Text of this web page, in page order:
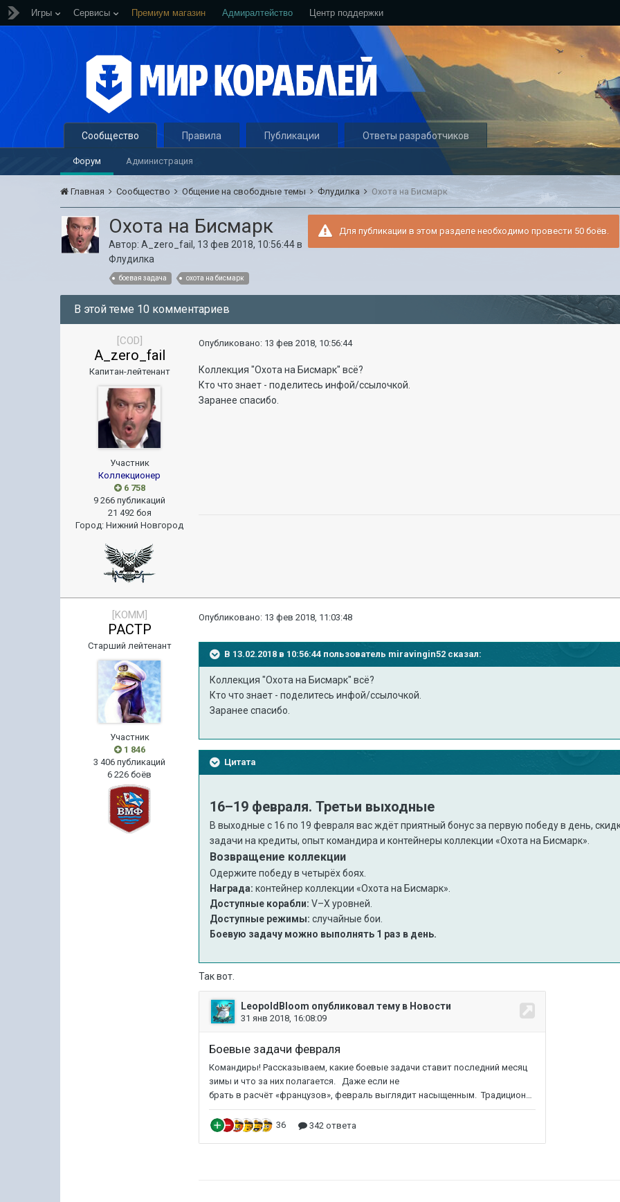
Игры Сервисы Премиум магазин Адмиралтейство Центр поддержки
Сообщество
Форум Администрация
Правила Публикации Ответы разработчиков
Главная Сообщество Общение на свободные темы Флудилка Охота на Бисмарк
Для публикации в этом разделе необходимо провести 50 боёв.
Охота на Бисмарк
Автор:A_zero_fail, 13 фев 2018, 10:56:44в
Флудилка
боевая задача охота на бисмарк
В этой теме 10 комментариев
[COD]
A_zero_fail
Капитан-лейтенант
Участник
Коллекционер
6 758
9 266 публикаций
21 492 боя
Город:Нижний Новгород
Опубликовано: 13 фев 2018, 10:56:44
Коллекция "Охота на Бисмарк" всё?
Кто что знает - поделитесь инфой/ссылочкой.
Заранее спасибо.
[KOMM]
PACTP
Старший лейтенант
Участник
1 846
3 406 публикаций
6 226 боёв
Опубликовано: 13 фев 2018, 11:03:48
В 13.02.2018 в 10:56:44 пользователь miravingin52 сказал:
Коллекция "Охота на Бисмарк" всё?
Кто что знает - поделитесь инфой/ссылочкой.
Заранее спасибо.
Цитата
16–19 февраля. Третьи выходные
В выходные с 16 по 19 февраля вас ждёт приятный бонус за первую победу в день,
задачи на кредиты, опыт командира и контейнеры коллекции «Охота на Бисмарк».
Возвращение коллекции
Одержите победу в четырёх боях.
Награда: контейнер коллекции «Охота на Бисмарк».
Доступные корабли: V–X уровней.
Доступные режимы: случайные бои.
Боевую задачу можно выполнять 1 раз в день.
Так вот.